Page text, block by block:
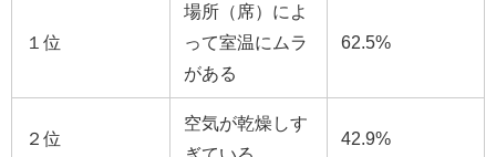
１位
場所（席）によ
って室温にムラ
がある
62.5%
２位
空気が乾燥しす
42.9%